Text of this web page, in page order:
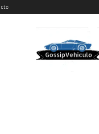
Vehiculos